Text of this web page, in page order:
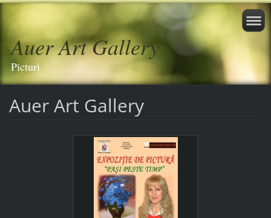
Auer Art Gallery
Picturi
Auer Art Gallery